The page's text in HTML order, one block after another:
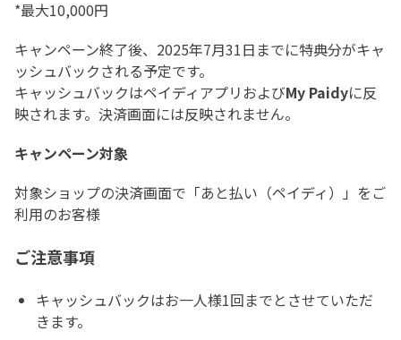
*最大10,000円
キャンペーン終了後、2025年7月31日までに特典分がキャ
ッシュバックされる予定です。
キャッシュバックはペイディアプリおよびMy Paidyに反
映されます。決済画面には反映されません。
キャンペーン対象
対象ショップの決済画面で「あと払い（ペイディ）」をご
利用のお客様
ご注意事項
キャッシュバックはお一人様1回までとさせていただ
きます。